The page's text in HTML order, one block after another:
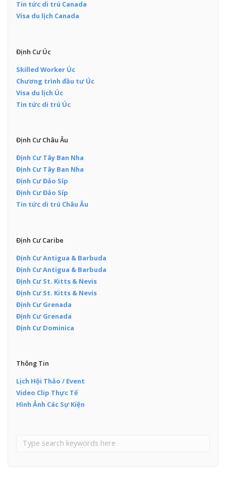
Tin tức di trú Canada
Visa du lịch Canada
Định Cư Úc
Skilled Worker Úc
Chương trình đầu tư Úc
Visa du lịch Úc
Tin tức di trú Úc
Định Cư Châu Âu
Định Cư Tây Ban Nha
Định Cư Tây Ban Nha
Định Cư Đảo Síp
Định Cư Đảo Síp
Tin tức di trú Châu Âu
Định Cư Caribe
Định Cư Antigua & Barbuda
Định Cư Antigua & Barbuda
Định Cư St. Kitts & Nevis
Định Cư St. Kitts & Nevis
Định Cư Grenada
Định Cư Grenada
Định Cư Dominica
Thông Tin
Lịch Hội Thảo / Event
Video Clip Thực Tế
Hình Ảnh Các Sự Kiện